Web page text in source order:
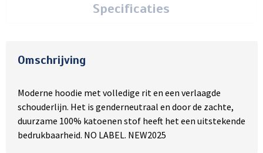
Specificaties
Omschrijving
Moderne hoodie met volledige rit en een verlaagde
schouderlijn. Het is genderneutraal en door de zachte,
duurzame 100% katoenen stof heeft het een uitstekende
bedrukbaarheid. NO LABEL. NEW2025